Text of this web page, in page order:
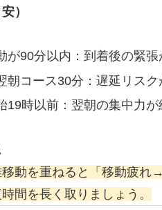
）
が90分以内：到着後の緊
朝コース30分：遅延リスク
19時以前：翌朝の集中力
動を重ねると「移動疲
間を長く取りましょう。